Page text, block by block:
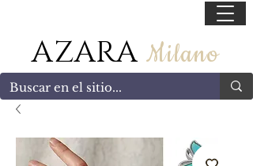
AZARA Milano